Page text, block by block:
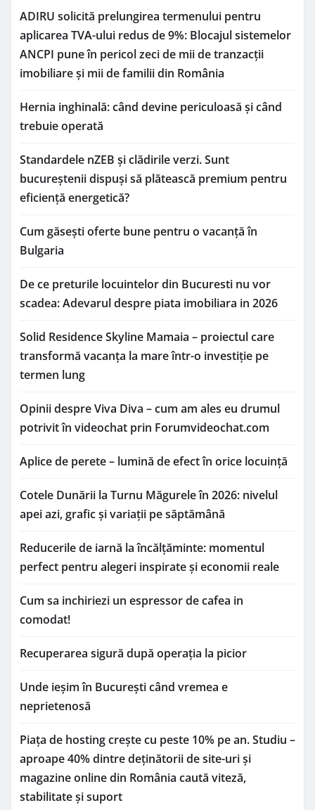
ADIRU solicită prelungirea termenului pentru
aplicarea TVA-ului redus de 9%: Blocajul sistemelor
ANCPI pune în pericol zeci de mii de tranzacții
imobiliare și mii de familii din România
Hernia inghinală: când devine periculoasă și când
trebuie operată
Standardele nZEB și clădirile verzi. Sunt
bucureștenii dispuși să plătească premium pentru
eficiență energetică?
Cum găsești oferte bune pentru o vacanță în
Bulgaria
De ce preturile locuintelor din Bucuresti nu vor
scadea: Adevarul despre piata imobiliara in 2026
Solid Residence Skyline Mamaia – proiectul care
transformă vacanța la mare într-o investiție pe
termen lung
Opinii despre Viva Diva – cum am ales eu drumul
potrivit în videochat prin Forumvideochat.com
Aplice de perete – lumină de efect în orice locuință
Cotele Dunării la Turnu Măgurele în 2026: nivelul
apei azi, grafic și variații pe săptămână
Reducerile de iarnă la încălțăminte: momentul
perfect pentru alegeri inspirate și economii reale
Cum sa inchiriezi un espressor de cafea in
comodat!
Recuperarea sigură după operația la picior
Unde ieșim în București când vremea e
neprietenosă
Piața de hosting crește cu peste 10% pe an. Studiu –
aproape 40% dintre deținătorii de site-uri și
magazine online din România caută viteză,
stabilitate și suport